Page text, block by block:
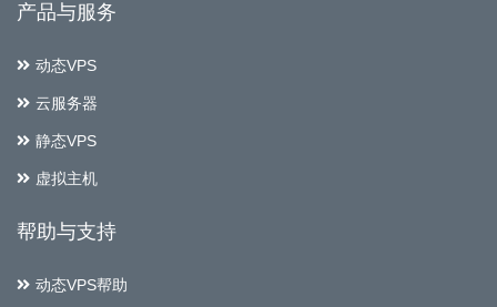
产品与服务
动态VPS
云服务器
静态VPS
虚拟主机
帮助与支持
动态VPS帮助